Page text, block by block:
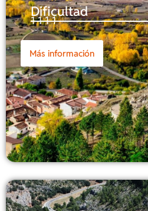
Dificultad
1-1-1-1
Más información